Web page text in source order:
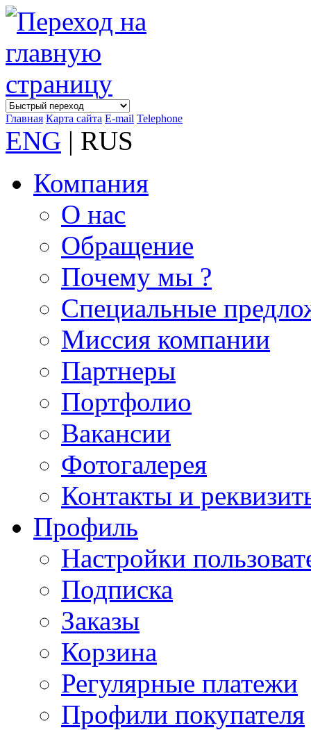
Главная Карта сайта E-mail Telephone
ENG | RUS
Компания
О нас
Обращение
Почему мы ?
Специальные
Миссия компании
Партнеры
Портфолио
Вакансии
Фотогалерея
Контакты и
Профиль
Настройки
Подписка
Заказы
Корзина
Регулярные платежи
Профили покупателя